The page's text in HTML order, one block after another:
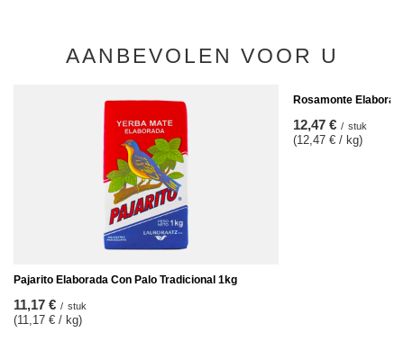
AANBEVOLEN VOOR U
Pajarito Elaborada Con Palo Tradicional 1kg
11,17 € / stuk
(11,17 € / kg)
Rosamonte
12,47 € / stuk
(12,47 € / kg)